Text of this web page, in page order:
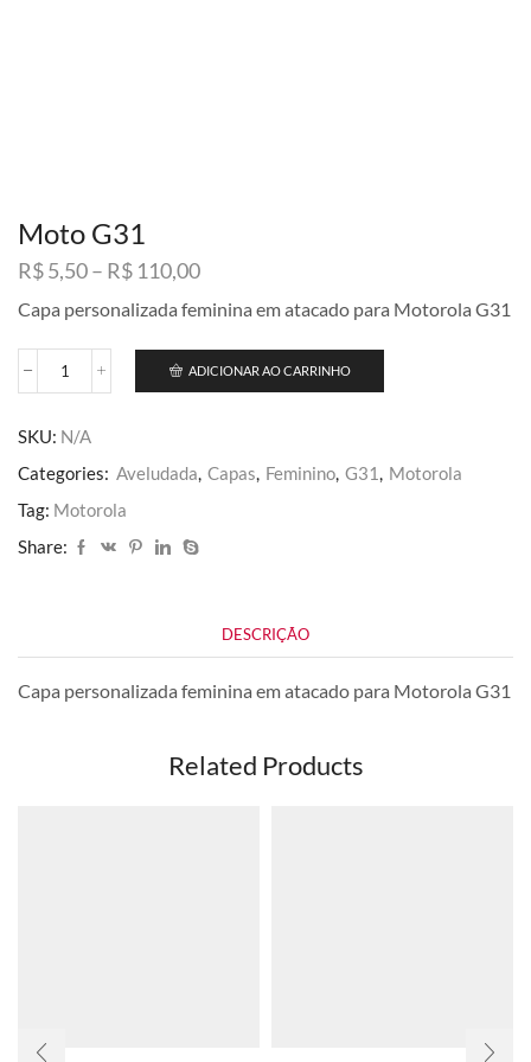
Moto G31
R$5,50– R$ 110,00Faixa
preço:
R$ 5,50
através
R$ 110,00
Capa personalizada feminina em atacado para Motorola G31
Moto
ADICIONAR AO CARRINHO
SKU: N/A
Categories: Aveludada, Capas, Feminino, G31, Motorola
Tag: Motorola
Share:
DESCRIÇÃO
Capa personalizada feminina em atacado para Motorola G31
Related Products